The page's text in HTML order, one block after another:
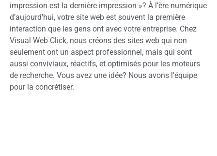
impression est la dernière impression »? À l’ère numérique
d’aujourd’hui, votre site web est souvent la première
interaction que les gens ont avec votre entreprise. Chez
Visual Web Click, nous créons des sites web qui non
seulement ont un aspect professionnel, mais qui sont
aussi conviviaux, réactifs, et optimisés pour les moteurs
de recherche. Vous avez une idée? Nous avons l’équipe
pour la concrétiser.